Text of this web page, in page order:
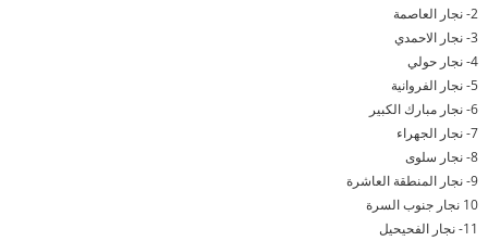
2- نجار العاصمة
3- نجار الاحمدي
4- نجار حولي
5- نجار الفروانية
6- نجار مبارك الكبير
7- نجار الجهراء
8- نجار سلوى
9- نجار المنطقة العاشرة
10 نجار جنوب السرة
11- نجار الفحيحيل